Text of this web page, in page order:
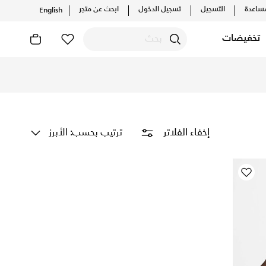
التسجيل تسجيل الدخول ابحث عن متجر English
تخفيضات
ترتيب بحسب: الأبرز